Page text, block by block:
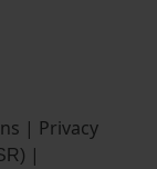
| Privacy
|